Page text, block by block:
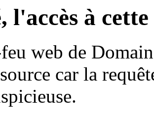
l'accès à
web de
car la